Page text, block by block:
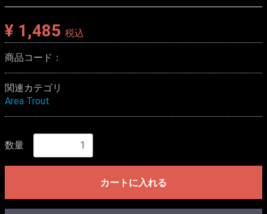
¥ 1,485 税込
商品コード：
関連カテゴリ
Area Trout
数量
カートに入れる